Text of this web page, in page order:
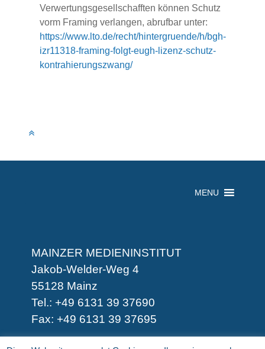
Verwertungsgesellschafften können Schutz
vorm Framing verlangen, abrufbar unter:
https://www.lto.de/recht/hintergruende/h/bgh-
izr11318-framing-folgt-eugh-lizenz-schutz-
kontrahierungszwang/
MENU
MAINZER MEDIENINSTITUT
Jakob-Welder-Weg 4
55128 Mainz
Tel.: +49 6131 39 37690
Fax: +49 6131 39 37695